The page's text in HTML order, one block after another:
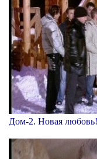
Дом-2. Новая